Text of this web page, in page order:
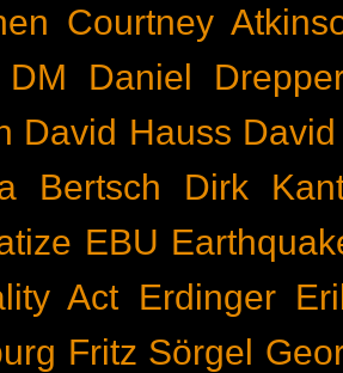
Courtney
DM
Daniel
David Hauss
Bertsch
Dirk
EBU
Act Erdinger
Fritz Sörgel